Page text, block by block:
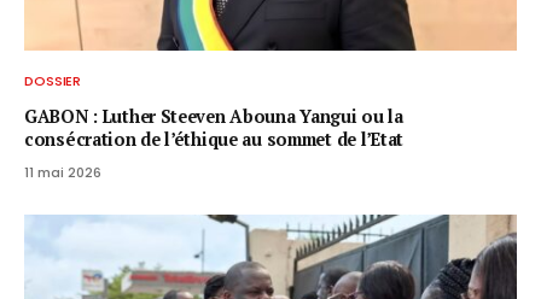
DOSSIER
GABON : Luther Steeven Abouna Yangui ou la
consécration de l’éthique au sommet de l’Etat
11 mai 2026